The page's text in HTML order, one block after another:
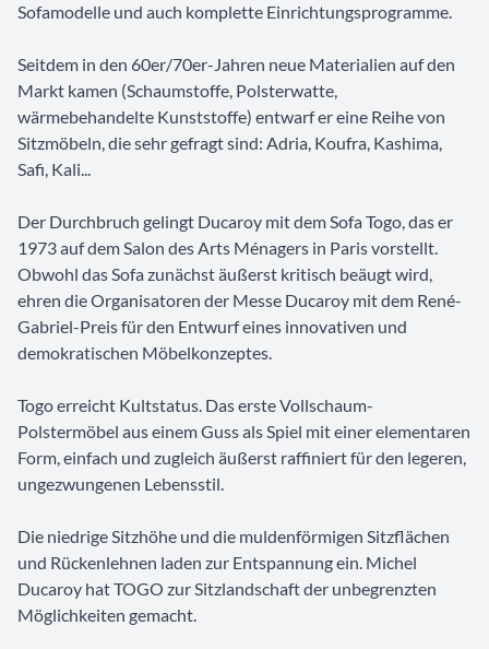
Sofamodelle und auch komplette Einrichtungsprogramme.
Seitdem in den 60er/70er-Jahren neue Materialien auf den
Markt kamen (Schaumstoffe, Polsterwatte,
wärmebehandelte Kunststoffe) entwarf er eine Reihe von
Sitzmöbeln, die sehr gefragt sind: Adria, Koufra, Kashima,
Safi, Kali...
Der Durchbruch gelingt Ducaroy mit dem Sofa Togo, das er
1973 auf dem Salon des Arts Ménagers in Paris vorstellt.
Obwohl das Sofa zunächst äußerst kritisch beäugt wird,
ehren die Organisatoren der Messe Ducaroy mit dem René-
Gabriel-Preis für den Entwurf eines innovativen und
demokratischen Möbelkonzeptes.
Togo erreicht Kultstatus. Das erste Vollschaum-
Polstermöbel aus einem Guss als Spiel mit einer elementaren
Form, einfach und zugleich äußerst raffiniert für den legeren,
ungezwungenen Lebensstil.
Die niedrige Sitzhöhe und die muldenförmigen Sitzflächen
und Rückenlehnen laden zur Entspannung ein. Michel
Ducaroy hat TOGO zur Sitzlandschaft der unbegrenzten
Möglichkeiten gemacht.